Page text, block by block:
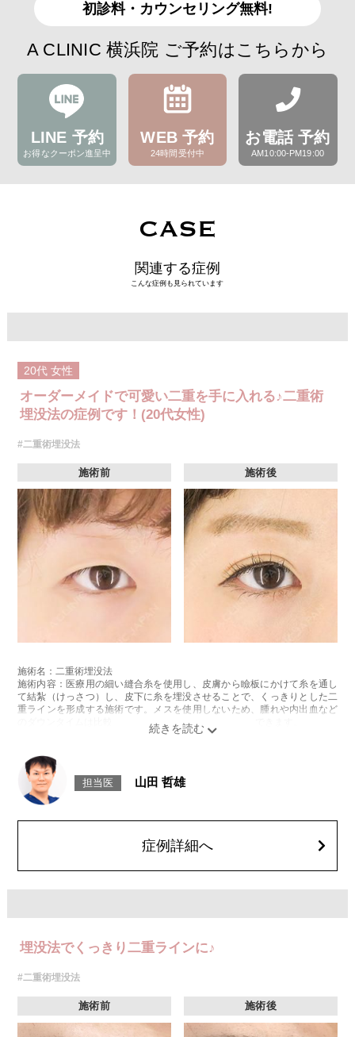
初診料・カウンセリング無料!
A CLINIC 横浜院 ご予約はこちらから
LINE 予約
お得なクーポン進呈中
WEB 予約
24時間受付中
お電話 予約
AM10:00-PM19:00
CASE
関連する症例
こんな症例も見られています
20代 女性
オーダーメイドで可愛い二重を手に入れる♪二重術
埋没法の症例です！(20代女性)
#二重術埋没法
施術前 施術後
施術名：二重術埋没法
施術内容：医療用の細い縫合糸を使用し、皮膚から瞼板にかけて糸を通し
て結紮（けっさつ）し、皮下に糸を埋没させることで、くっきりとした二
重ラインを形成する施術です。メスを使用しないため、腫れや内出血など
のダウンタイムは比較的少なく、自然な仕上がりが期待できます。
後一時的に生じることがございます。これらの症状は通常数日〜1週間ほど
で落ち着いていきますが、個人差があります。また、稀に細菌感染症、左
右差、重瞼ラインの消失・乱れ、縫合糸の露出、結膜腫脹などが生じるこ
とがございます。
アドバンス 2箇所217,800円(税込)～6箇所349,800円(税込)
アペックス シングル437,800円(税込)～ダブル657,800円(税込)
シークレットアイズシングル712,800円(税込)〜ダブル877,800円(税込)
担当医 山田 哲雄
症例詳細へ
埋没法でくっきり二重ラインに♪
#二重術埋没法
施術前 施術後